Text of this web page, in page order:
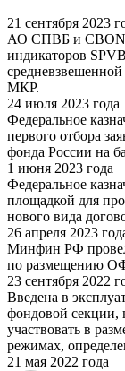
21 сентября 2023
АО СПВБ и
индикаторов
МКР.
24 июля 2023 года
Федеральное
первого отбора
фонда России на
1 июня 2023 года
Федеральное
площадкой для
нового вида
26 апреля 2023
Минфин РФ
по размещению
23 сентября 2022
Введена в
фондовой секции,
участвовать в
режимах,
21 мая 2022 года